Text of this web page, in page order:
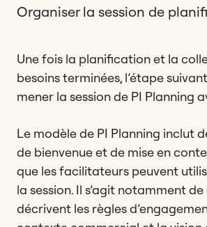
Organiser la session de
Une fois la planification et la
besoins terminées, l’étape
mener la session de PI Planning
Le modèle de PI Planning inclut
de bienvenue et de mise en
que les facilitateurs peuvent
la session. Il s’agit notamment
décrivent les règles